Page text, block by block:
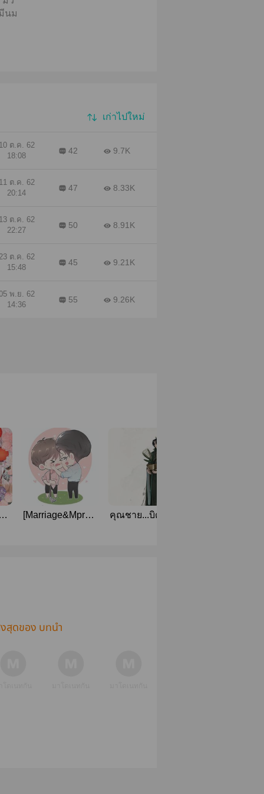
นม
เก่าไปใหม่
10 ต.ค. 62
18:08
42 9.7K
11 ต.ค. 62
20:14
47 8.33K
13 ต.ค. 62
22:27
50 8.91K
23 ต.ค. 62
15:48
45 9.21K
พ.ย. 62
14:36
55 9.26K
[Marriage&Mpreg]
คุณชาย...บิดาท่าน
สุดของ บทนำ